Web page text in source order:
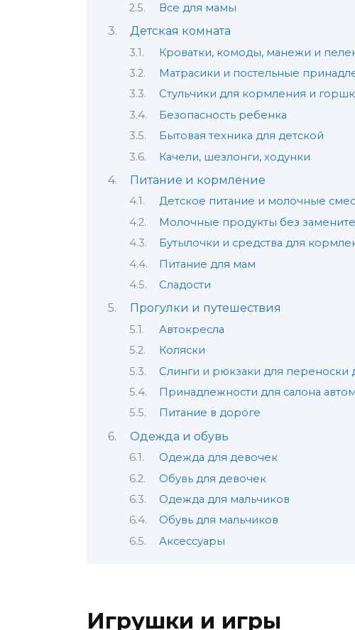
Все для мамы
Детская комната
Кроватки, комоды, манежи и
Матрасики и постельные
Стульчики для кормления и
Безопасность ребенка
Бытовая техника для детской
Качели, шезлонги, ходунки
Питание и кормление
Детское питание и молочные
Молочные продукты без
Бутылочки и средства для
Питание для мам
Сладости
Прогулки и путешествия
Автокресла
Коляски
Слинги и рюкзаки для переноски
Принадлежности для салона
Питание в дороге
Одежда и обувь
Одежда для девочек
Обувь для девочек
Одежда для мальчиков
Обувь для мальчиков
Аксессуары
Игрушки и игры